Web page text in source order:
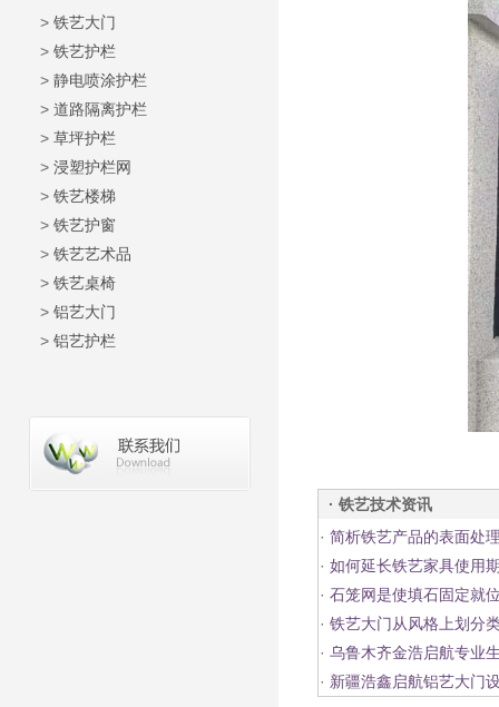
> 铁艺大门
> 铁艺护栏
> 静电喷涂护栏
> 道路隔离护栏
> 草坪护栏
> 浸塑护栏网
> 铁艺楼梯
> 铁艺护窗
> 铁艺艺术品
> 铁艺桌椅
> 铝艺大门
> 铝艺护栏
· 铁艺技术资讯
· 简析铁艺产品的表面处
· 如何延长铁艺家具使用
· 石笼网是使填石固定就
· 铁艺大门从风格上划分
· 乌鲁木齐金浩启航专业
· 新疆浩鑫启航铝艺大门